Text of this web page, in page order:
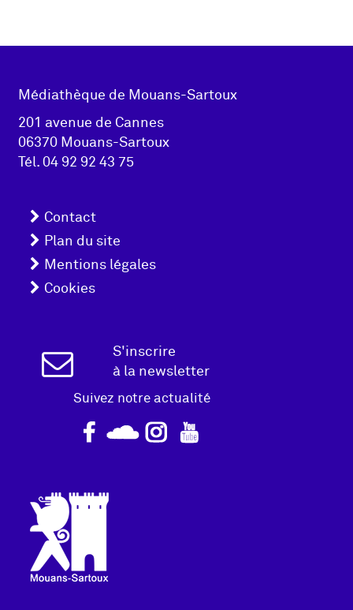
Adresse
pied de
page
Médiathèque de Mouans-Sartoux
201 avenue de Cannes
06370 Mouans-Sartoux
Tél.04 92 92 43 75
Menu
pied
de
page
Contact
Plan du site
Mentions légales
Cookies
Inscription
Newsletter
S'inscrire
à la newsletter
Suivez notre actualité
Logo
pied
de
page